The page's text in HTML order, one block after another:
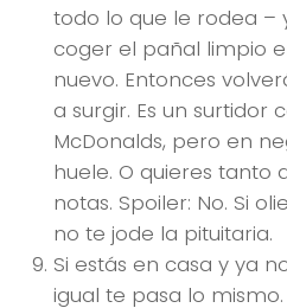
todo lo que le rodea –
coger el pañal limpio
nuevo. Entonces
a surgir. Es un surtidor
McDonalds, pero en
huele. O quieres tanto
notas. Spoiler: No. Si
no te jode la pituitaria.
Si estás en casa y ya
igual te pasa lo